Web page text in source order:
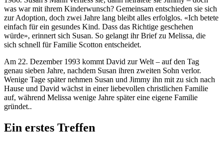
was war mit ihrem Kinderwunsch? Gemeinsam entschieden sie sich
zur Adoption, doch zwei Jahre lang bleibt alles erfolglos. «Ich betete
einfach für ein gesundes Kind. Dass das Richtige geschehen
würde», erinnert sich Susan. So gelangt ihr Brief zu Melissa, die
sich schnell für Familie Scotton entscheidet.
Am 22. Dezember 1993 kommt David zur Welt – auf den Tag
genau sieben Jahre, nachdem Susan ihren zweiten Sohn verlor.
Wenige Tage später nehmen Susan und Jimmy ihn mit zu sich nach
Hause und David wächst in einer liebevollen christlichen Familie
auf, während Melissa wenige Jahre später eine eigene Familie
gründet..
Ein erstes Treffen